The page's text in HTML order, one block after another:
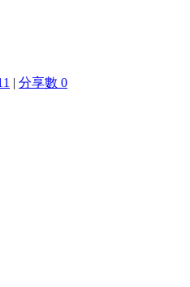
| 分享數 0